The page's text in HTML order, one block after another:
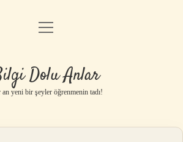
Anasayfa
Yasal Uyarı
menüyü
Dolu Anlar
an yeni bir şeyler öğrenmenin tadı!